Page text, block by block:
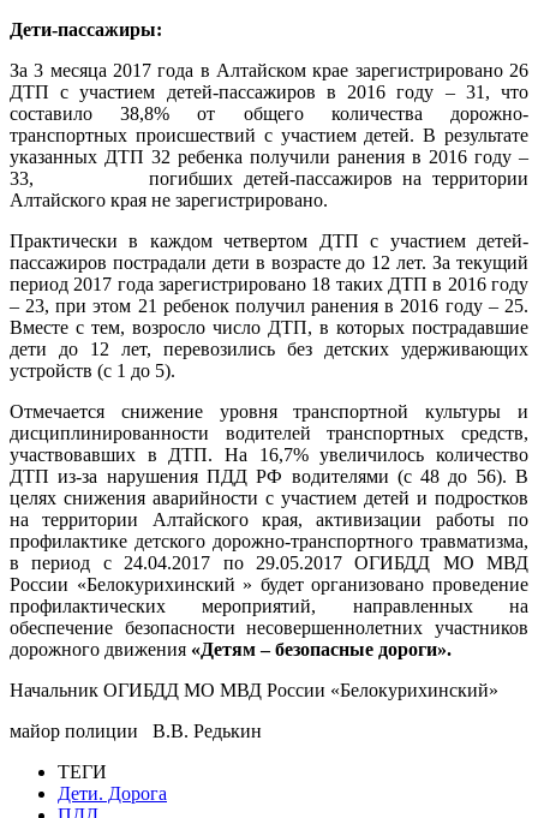
Дети-пассажиры:
За 3 месяца 2017 года в Алтайском крае зарегистрировано 26
ДТП с участием детей-пассажиров в 2016 году – 31, что
составило 38,8% от общего количества дорожно-
транспортных происшествий с участием детей. В результате
указанных ДТП 32 ребенка получили ранения в 2016 году –
33, погибших детей-пассажиров на территории
Алтайского края не зарегистрировано.
Практически в каждом четвертом ДТП с участием детей-
пассажиров пострадали дети в возрасте до 12 лет. За текущий
период 2017 года зарегистрировано 18 таких ДТП в 2016 году
– 23, при этом 21 ребенок получил ранения в 2016 году – 25.
Вместе с тем, возросло число ДТП, в которых пострадавшие
дети до 12 лет, перевозились без детских удерживающих
устройств (с 1 до 5).
Отмечается снижение уровня транспортной культуры и
дисциплинированности водителей транспортных средств,
участвовавших в ДТП. На 16,7% увеличилось количество
ДТП из-за нарушения ПДД РФ водителями (с 48 до 56). В
целях снижения аварийности с участием детей и подростков
на территории Алтайского края, активизации работы по
профилактике детского дорожно-транспортного травматизма,
в период с 24.04.2017 по 29.05.2017 ОГИБДД МО МВД
России «Белокурихинский » будет организовано проведение
профилактических мероприятий, направленных на
обеспечение безопасности несовершеннолетних участников
дорожного движения «Детям – безопасные дороги».
Начальник ОГИБДД МО МВД России «Белокурихинский»
майор полиции В.В. Редькин
ТЕГИ
Дети. Дорога